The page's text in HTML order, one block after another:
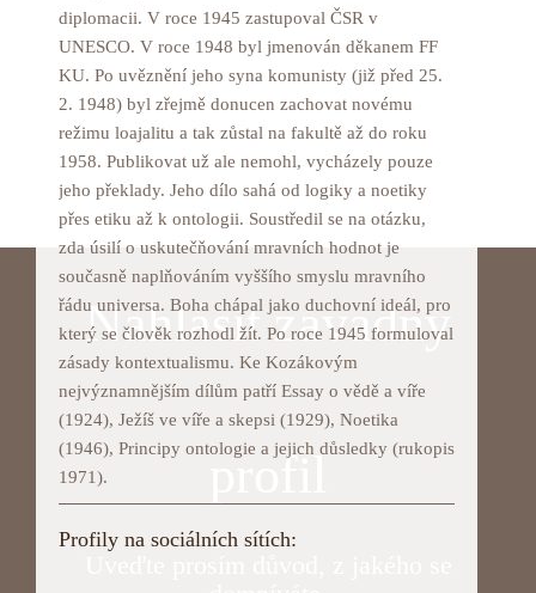
diplomacii. V roce 1945 zastupoval ČSR v
UNESCO. V roce 1948 byl jmenován děkanem FF
KU. Po uvěznění jeho syna komunisty (již před 25.
2. 1948) byl zřejmě donucen zachovat novému
režimu loajalitu a tak zůstal na fakultě až do roku
1958. Publikovat už ale nemohl, vycházely pouze
jeho překlady. Jeho dílo sahá od logiky a noetiky
přes etiku až k ontologii. Soustředil se na otázku,
zda úsilí o uskutečňování mravních hodnot je
současně naplňováním vyššího smyslu mravního
řádu universa. Boha chápal jako duchovní ideál, pro
který se člověk rozhodl žít. Po roce 1945 formuloval
zásady kontextualismu. Ke Kozákovým
nejvýznamnějším dílům patří Essay o vědě a víře
(1924), Ježíš ve víře a skepsi (1929), Noetika
(1946), Principy ontologie a jejich důsledky (rukopis
1971).
Profily na sociálních sítích:
Nahlásit závadný
profil